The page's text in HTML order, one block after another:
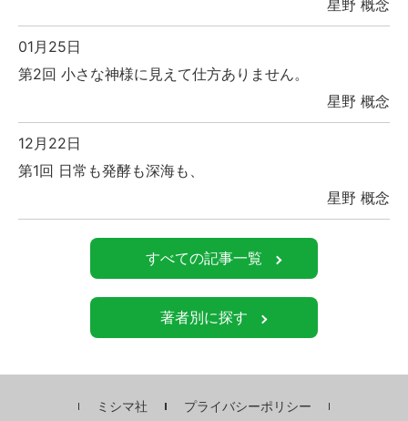
星野 概念
01月25日
第2回 小さな神様に見えて仕方ありません。
星野 概念
12月22日
第1回 日常も発酵も深海も、
星野 概念
すべての記事一覧
著者別に探す
ミシマ社 プライバシーポリシー